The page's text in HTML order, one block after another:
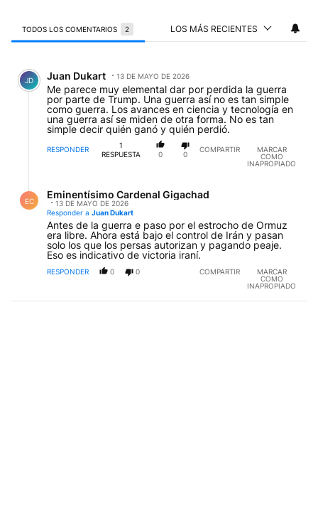
TODOS LOS COMENTARIOS 2 LOS MÁS RECIENTES
JD Juan Dukart 13 DE MAYO DE 2026
Me parece muy elemental dar por perdida la guerra
por parte de Trump. Una guerra así no es tan simple
como guerra. Los avances en ciencia y tecnología en
una guerra así se miden de otra forma. No es tan
simple decir quién ganó y quién perdió.
RESPONDER
1
RESPUESTA
0 0
COMPARTIR
MARCAR
COMO
INAPROPIADO
EC
Eminentísimo Cardenal Gigachad
13 DE MAYO DE 2026
Responder a Juan Dukart
Antes de la guerra e paso por el estrocho de Ormuz
era libre. Ahora está bajo el control de Irán y pasan
solo los que los persas autorizan y pagando peaje.
Eso es indicativo de victoria iraní.
RESPONDER 0 0 COMPARTIR
MARCAR
COMO
INAPROPIADO